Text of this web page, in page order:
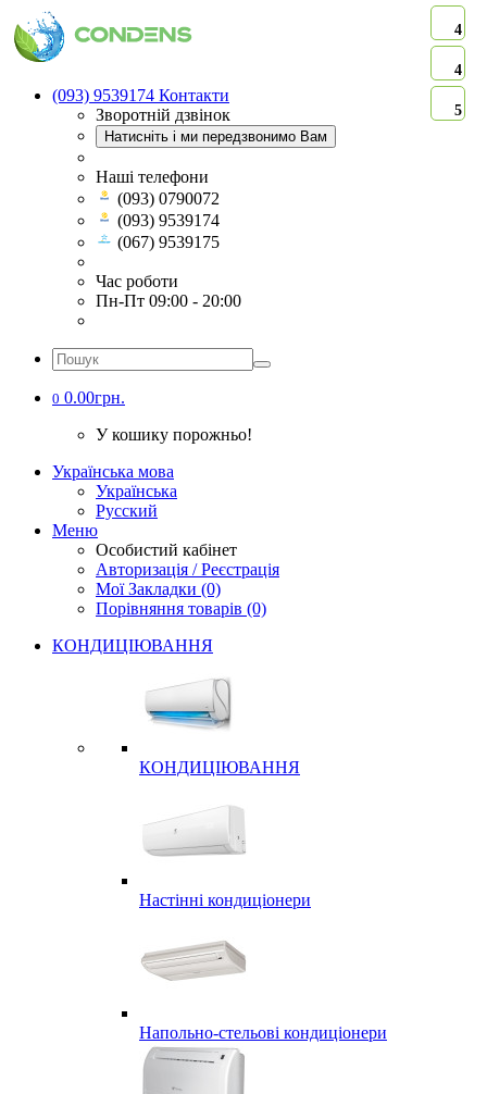
(093) 9539174 Контакти
Зворотній дзвінок
Натисніть і ми передзвонимо Вам
Наші телефони
(093) 0790072
(093) 9539174
(067) 9539175
Час роботи
Пн-Пт 09:00 - 20:00
0 0.00грн.
У кошику порожньо!
Українська мова
Українська
Русский
Меню
Особистий кабінет
Авторизація / Реєстрація
Мої Закладки (0)
Порівняння товарів (0)
КОНДИЦІЮВАННЯ
КОНДИЦІЮВАННЯ
Настінні кондиціонери
Напольно-стельові кондиціонери
4
4
5